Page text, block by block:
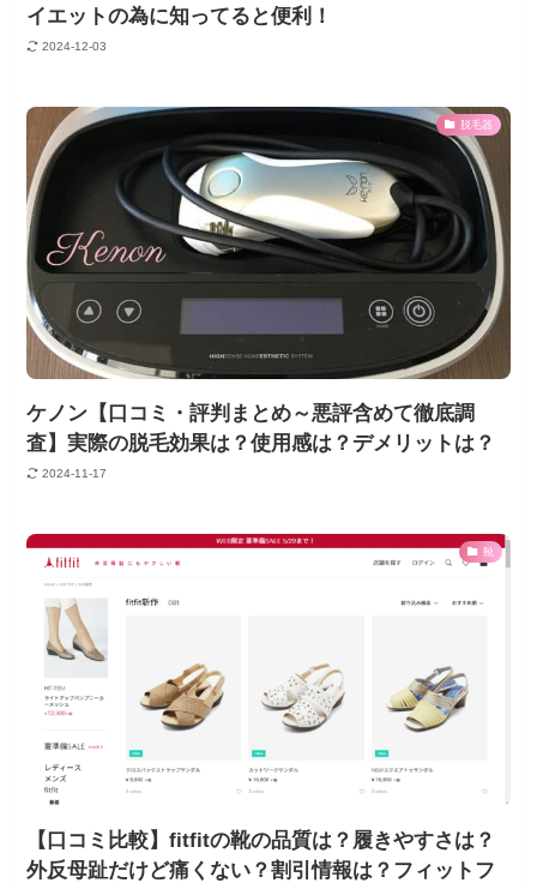
イエットの為に知ってると便利！
2024-12-03
脱毛器
ケノン【口コミ・評判まとめ～悪評含めて徹底調
査】実際の脱毛効果は？使用感は？デメリットは？
2024-11-17
靴
【口コミ比較】fitfitの靴の品質は？履きやすさは？
外反母趾だけど痛くない？割引情報は？フィットフ